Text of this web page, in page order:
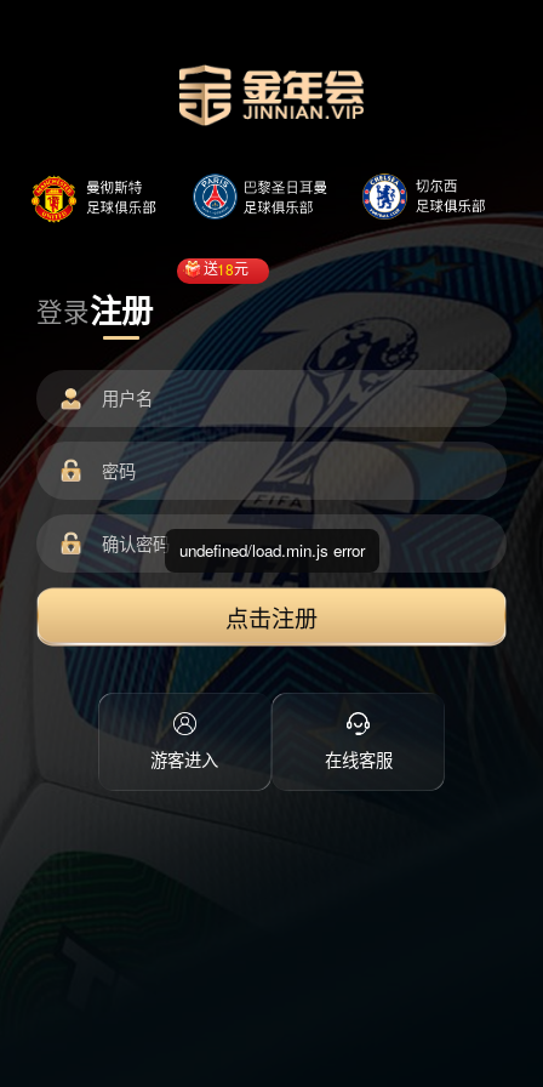
登录注册
送18元
点击注册
游客进入 在线客服
undefined/load.min.js error